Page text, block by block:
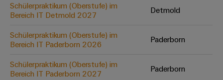
Praxisnahe
Unsere Neuheiten
im Bereich
Schülerpraktikum (Oberstufe) im
Bereich IT Detmold 2027
Detmold
Schülerpraktikum (Oberstufe) im
Bereich IT Paderborn 2026
Paderborn
Schülerpraktikum (Oberstufe) im
Bereich IT Paderborn 2027
Paderborn